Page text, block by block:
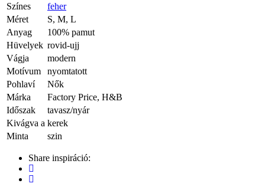
Színes
feher
Méret
S, M, L
Anyag
100% pamut
Hüvelyek rovid-ujj
Vágja
modern
Motívum
nyomtatott
Pohlaví
Nők
Márka
Factory Price, H&B
Időszak
tavasz/nyár
Kivágva a kerek
Minta
szin
Share inspiráció: